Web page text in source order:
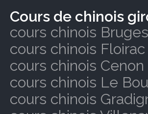
Cours de chinois
cours chinois Bruges
cours chinois Floirac
cours chinois Cenon
cours chinois Le
cours chinois